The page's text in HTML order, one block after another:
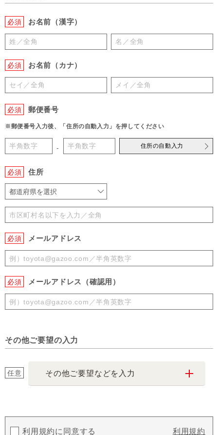
必須 お名前（漢字）
必須 お名前（カナ）
必須 郵便番号
※郵便番号入力後、「住所の自動入力」を押してください
- 住所の自動入力
必須 住所
都道府県を選択
必須 メールアドレス
必須 メールアドレス（確認用）
その他ご要望の入力
任意 その他ご要望などを入力
利用規約に同意する 利用規約